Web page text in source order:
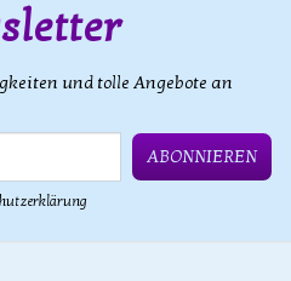
und tolle Angebote an
ABONNIEREN